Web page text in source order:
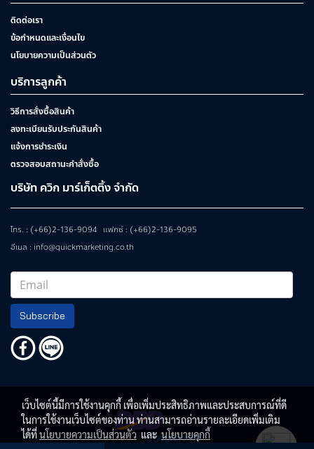
ติดต่อเรา
ข้อกำหนดและเงื่อนไข
นโยบายความเป็นส่วนตัว
บริการลูกค้า
วิธีการสั่งซื้อสินค้า
ลงทะเบียนรับประกันสินค้า
แจ้งการชำระเงิน
ตรวจสอบสถานะคำสั่งซื้อ
บริษัท ควิก มาร์เก็ตติ้ง จำกัด
โทร. : (+66)2-136-9094 แฟกซ์ : (+66)2-136-9095
อีเมล : info@quickmarketing.co.th
Subscribe
เว็บไซต์นี้มีการใช้งานคุกกี้ เพื่อเพิ่มประสิทธิภาพและประสบการณ์ที่ดี
ในการใช้งานเว็บไซต์ของท่าน ท่านสามารถอ่านรายละเอียดเพิ่มเติม
ได้ที่นโยบายความเป็นส่วนตัว และนโยบายคุกกี้